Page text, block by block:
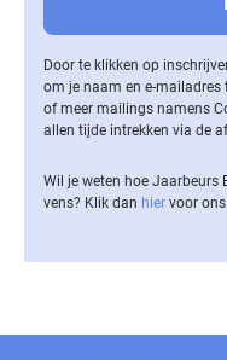
Door te klikken op
om je naam en e-mailadres
of meer mailings namens
allen tijde intrekken via de
Wil je weten hoe Jaarbeurs
vens? Klik dan hier voor